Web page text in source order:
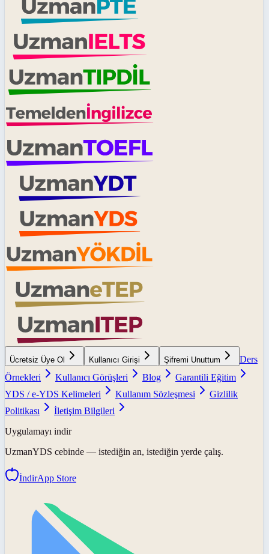
Ücretsiz Üye Ol Kullanıcı Girişi Şifremi Unuttum
Ders
Örnekleri
Kullanıcı Görüşleri Blog
Garantili Eğitim
YDS / e-YDS Kelimeleri
Kullanım Sözleşmesi
Gizlilik
Politikası
İletişim Bilgileri
Uygulamayı indir
UzmanYDS cebinde — istediğin an, istediğin yerde çalış.
İndirApp Store